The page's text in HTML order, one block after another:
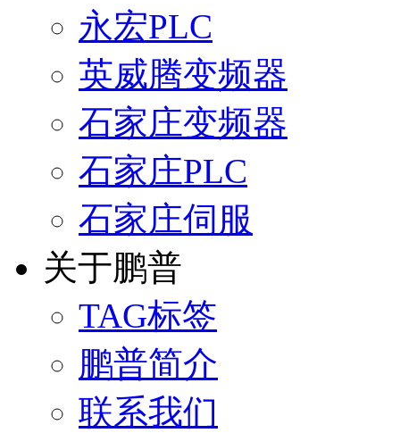
永宏PLC
英威腾变频器
石家庄变频器
石家庄PLC
石家庄伺服
关于鹏普
TAG标签
鹏普简介
联系我们